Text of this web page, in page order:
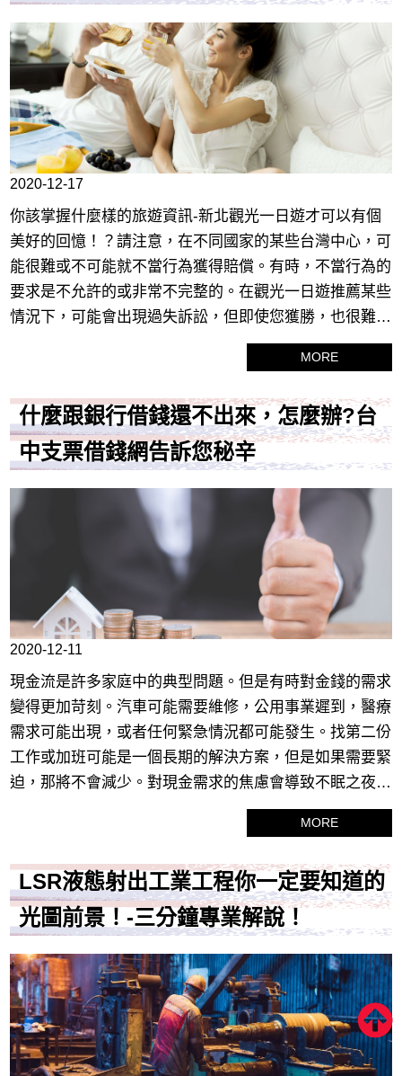
2020-12-17
你該掌握什麼樣的旅遊資訊-新北觀光一日遊才可以有個
美好的回憶！？請注意，在不同國家的某些台灣中心，可
能很難或不可能就不當行為獲得賠償。有時，不當行為的
要求是不允許的或非常不完整的。在觀光一日遊推薦某些
情況下，可能會出現過失訴訟，但即使您獲勝，也很難收
集。過失應該是例外，但可以理解的是，新北觀光一日遊
在國內可能沒有的封面可能不在國外。最後，觀光一日遊
MORE
什麼跟銀行借錢還不出來，怎麼辦?台
中支票借錢網告訴您秘辛
2020-12-11
現金流是許多家庭中的典型問題。但是有時對金錢的需求
變得更加苛刻。汽車可能需要維修，公用事業遲到，醫療
需求可能出現，或者任何緊急情況都可能發生。找第二份
工作或加班可能是一個長期的解決方案，但是如果需要緊
迫，那將不會減少。對現金需求的焦慮會導致不眠之夜或
缺乏對白天活動的關注。因此，自然地，您開始想知道在
台中支票借錢可以獲取所需的現金。顯而易見的答案是獲
中的一種或組合。
MORE
LSR液態射出工業工程你一定要知道的
光圖前景！-三分鐘專業解說！